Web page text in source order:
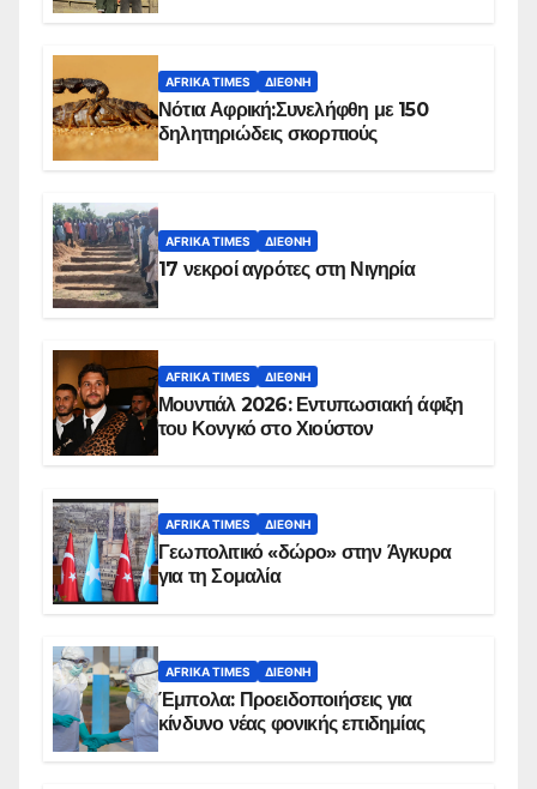
AFRIKA TIMES ΔΙΕΘΝΉ
Νότια Αφρική:Συνελήφθη με 150
δηλητηριώδεις σκορπιούς
AFRIKA TIMES ΔΙΕΘΝΉ
17 νεκροί αγρότες στη Νιγηρία
AFRIKA TIMES ΔΙΕΘΝΉ
Μουντιάλ 2026: Εντυπωσιακή άφιξη
του Κονγκό στο Χιούστον
AFRIKA TIMES ΔΙΕΘΝΉ
Γεωπολιτικό «δώρο» στην Άγκυρα
για τη Σομαλία
AFRIKA TIMES ΔΙΕΘΝΉ
Έμπολα: Προειδοποιήσεις για
κίνδυνο νέας φονικής επιδημίας